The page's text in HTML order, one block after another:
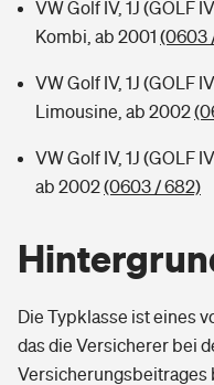
VW Golf IV, 1J (GOLF
Kombi, ab 2001 (0603
VW Golf IV, 1J (GOLF
Limousine, ab 2002
VW Golf IV, 1J (GOLF
ab 2002(0603 / 682)
Die Typklasse ist eines
das die Versicherer bei
Versicherungsbeitrages